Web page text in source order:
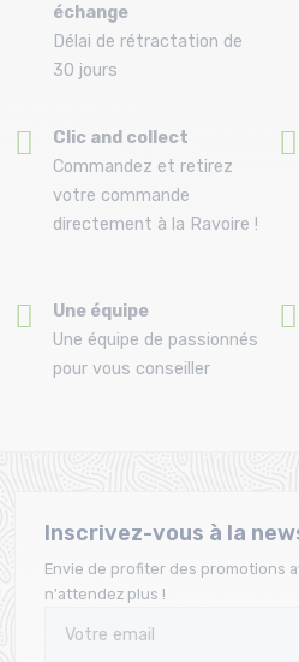
échange
Délai de rétractation de
30 jours
Clic and collect
Commandez et retirez
votre commande
directement à la Ravoire !
Une équipe
Une équipe de passionnés
pour vous conseiller
Inscrivez-vous à la
Envie de profiter des promotions
n'attendez plus !